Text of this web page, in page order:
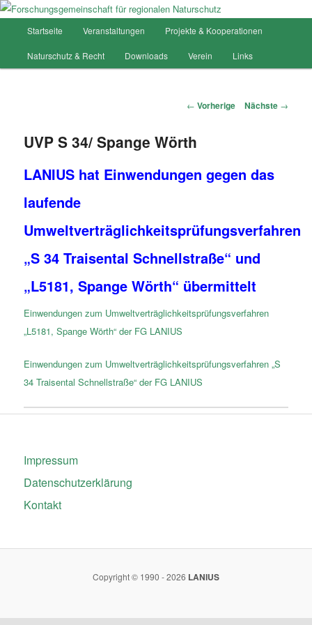
Forschungsgemeinschaft für
Hauptmenü
Zum
Inhalt
Startseite Veranstaltungen Projekte & Kooperationen
Naturschutz & Recht Downloads Verein Links
Artikelnavigation
← Vorherige Nächste →
UVP S 34/ Spange Wörth
LANIUS hat Einwendungen gegen das
laufende
Umweltverträglichkeitsprüfungsverfahren
„S 34 Traisental Schnellstraße“ und
„L5181, Spange Wörth“ übermittelt
Einwendungen zum Umweltverträglichkeitsprüfungsverfahren
„L5181, Spange Wörth“ der FG LANIUS
Einwendungen zum Umweltverträglichkeitsprüfungsverfahren „S
34 Traisental Schnellstraße“ der FG LANIUS
Impressum
Datenschutzerklärung
Kontakt
Copyright © 1990 - 2026 LANIUS